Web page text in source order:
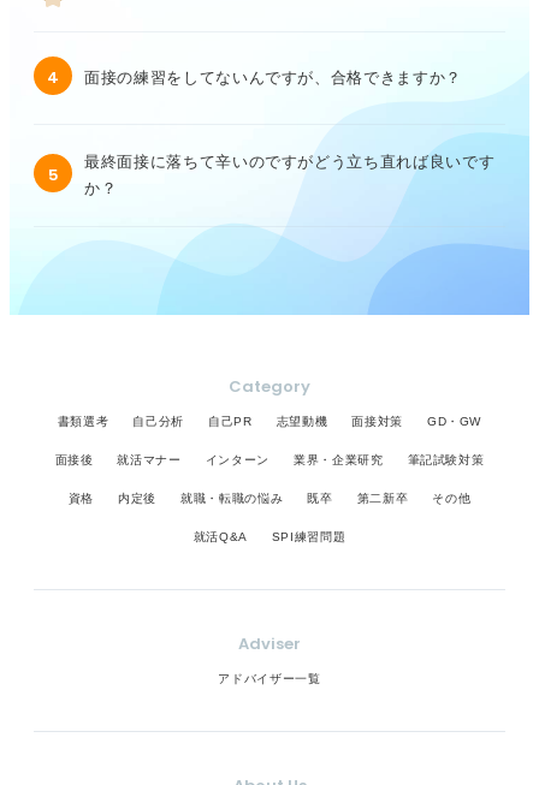
4 面接の練習をしてないんですが、合格できますか？
5
最終面接に落ちて辛いのですがどう立ち直れば良いです
か？
Category
書類選考 自己分析 自己PR 志望動機 面接対策 GD・GW
面接後 就活マナー インターン 業界・企業研究 筆記試験対策
資格 内定後 就職・転職の悩み 既卒 第二新卒 その他
就活Q&A SPI練習問題
Adviser
アドバイザー一覧